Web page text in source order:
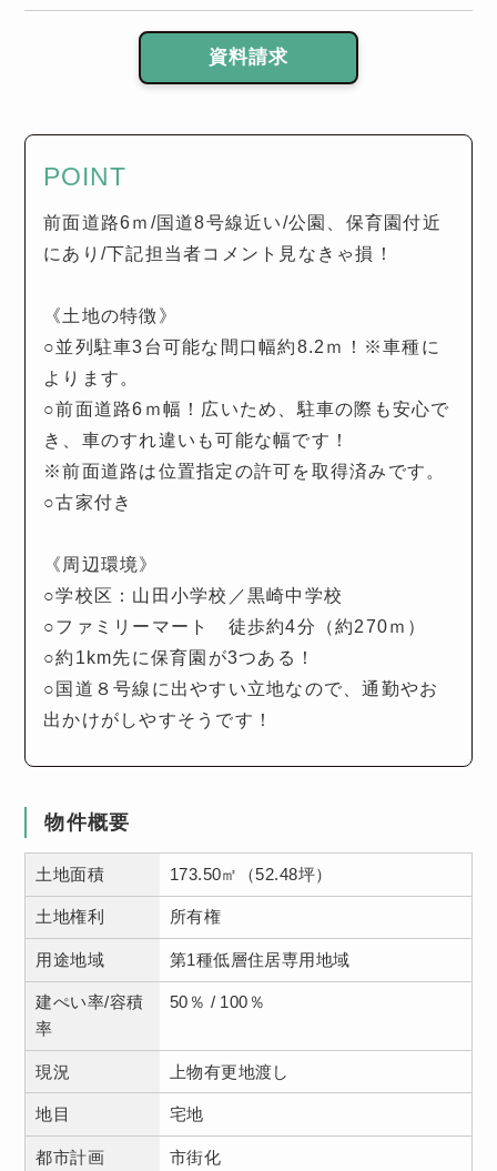
資料請求
POINT
前面道路6ｍ/国道8号線近い/公園、保育園付近
にあり/下記担当者コメント見なきゃ損！
《土地の特徴》
○並列駐車3台可能な間口幅約8.2ｍ！※車種に
よります。
○前面道路6ｍ幅！広いため、駐車の際も安心で
き、車のすれ違いも可能な幅です！
※前面道路は位置指定の許可を取得済みです。
○古家付き
《周辺環境》
○学校区：山田小学校／黒崎中学校
○ファミリーマート 徒歩約4分（約270ｍ）
○約1km先に保育園が3つある！
○国道８号線に出やすい立地なので、通勤やお
出かけがしやすそうです！
物件概要
土地面積 173.50㎡（52.48坪）
土地権利 所有権
用途地域 第1種低層住居専用地域
建ぺい率/容積
率
50％ / 100％
現況 上物有更地渡し
地目 宅地
都市計画 市街化